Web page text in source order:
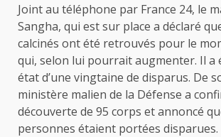
Joint au téléphone par France 24, le
Sangha, qui est sur place a déclaré
calcinés ont été retrouvés pour le
qui, selon lui pourrait augmenter. Il a
état d’une vingtaine de disparus. De
ministère malien de la Défense a
découverte de 95 corps et annoncé
personnes étaient portées disparues.